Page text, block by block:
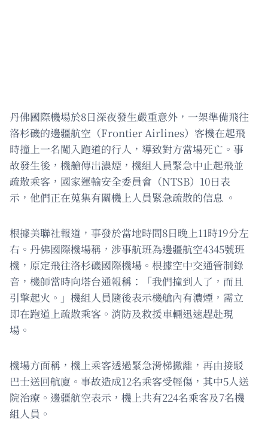
丹佛國際機場於8日深夜發生嚴重意外，一架準備飛往
洛杉磯的邊疆航空（Frontier Airlines）客機在起飛
時撞上一名闖入跑道的行人，導致對方當場死亡。事
故發生後，機艙傳出濃煙，機組人員緊急中止起飛並
疏散乘客，國家運輸安全委員會（NTSB）10日表
示，他們正在蒐集有關機上人員緊急疏散的信息 。
根據美聯社報道，事發於當地時間8日晚上11時19分左
右。丹佛國際機場稱，涉事航班為邊疆航空4345號班
機，原定飛往洛杉磯國際機場。根據空中交通管制錄
音，機師當時向塔台通報稱：「我們撞到人了，而且
引擎起火。」機組人員隨後表示機艙內有濃煙，需立
即在跑道上疏散乘客。消防及救援車輛迅速趕赴現
場。
機場方面稱，機上乘客透過緊急滑梯撤離，再由接駁
巴士送回航廈。事故造成12名乘客受輕傷，其中5人送
院治療。邊疆航空表示，機上共有224名乘客及7名機
組人員。